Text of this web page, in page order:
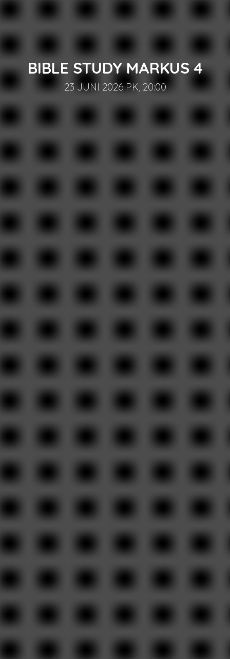
BIBLE STUDY MARKUS 4
23 JUNI 2026 PK, 20:00